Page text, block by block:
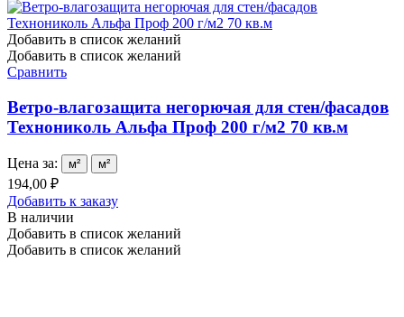
Добавить в список желаний
Добавить в список желаний
Сравнить
Ветро-влагозащита негорючая для стен/фасадов
Технониколь Альфа Проф 200 г/м2 70 кв.м
Цена за: м² м²
194,00 ₽
Добавить к заказу
В наличии
Добавить в список желаний
Добавить в список желаний